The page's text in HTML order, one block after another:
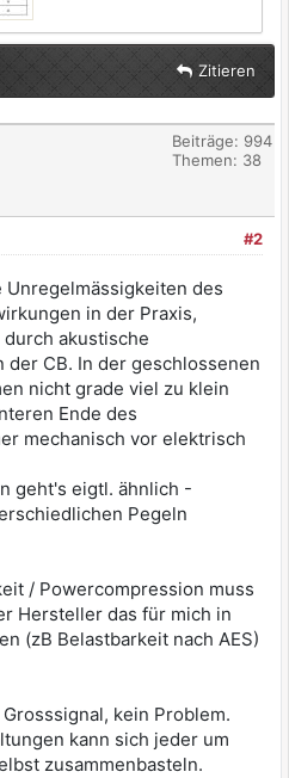
Zitieren
Beiträge: 994
Themen: 38
#2
Unregelmässigkeiten des
in der Praxis,
akustische
CB. In der geschlossenen
nicht grade viel zu klein
Ende des
mechanisch vor elektrisch
geht's eigtl. ähnlich -
Pegeln
/ Powercompression muss
Hersteller das für mich in
(zB Belastbarkeit nach AES)
kein Problem.
kann sich jeder um
zusammenbasteln.